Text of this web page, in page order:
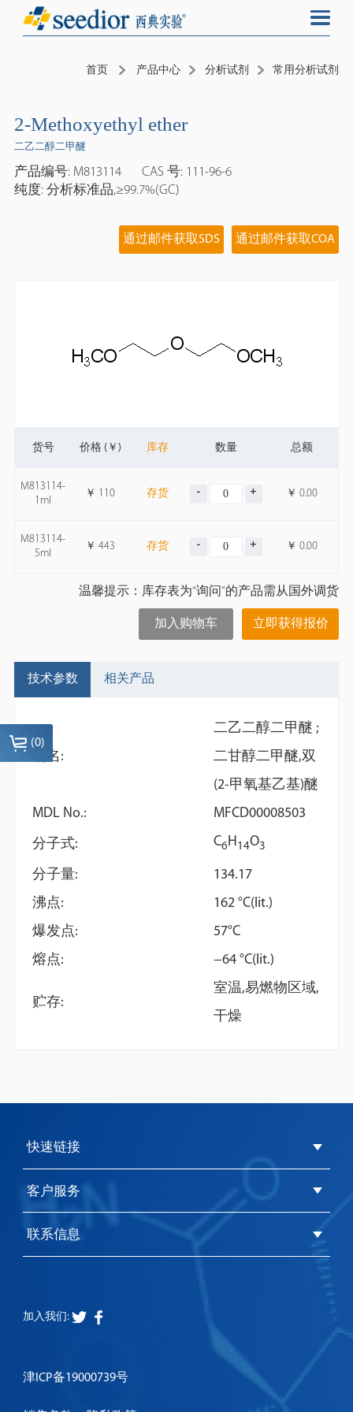
首页 产品中心 分析试剂 常用分析试剂
2-Methoxyethyl ether
二乙二醇二甲醚
产品编号: M813114
CAS 号: 111-96-6
纯度: 分析标准品,≥99.7%(GC)
通过邮件获取COA
通过邮件获取SDS
货号 价格 (￥) 库存 数量 总额
M813114-
1ml
￥ 110 存货 ￥ 0.00
M813114-
5ml
￥443 存货 ￥ 0.00
温馨提示：库存表为“询问”的产品需从国外调货
立即获得报价
加入购物车
技术参数 相关产品
别名:
二乙二醇二甲醚 ;
二甘醇二甲醚,双
(2-甲氧基乙基)醚
MDL No.:
MFCD00008503
分子式: C6H14O3
分子量:
134.17
沸点:
162 °C(lit.)
爆发点:
57°C
熔点:
−64 °C(lit.)
贮存:
室温,易燃物区域,
干燥
N-Methyl--(trimethylsilyl)
1% trimethylchlorosilane
(TMS-BA)
快速链接
客户服务
联系信息
加入我们:
津ICP备19000739号
(0)